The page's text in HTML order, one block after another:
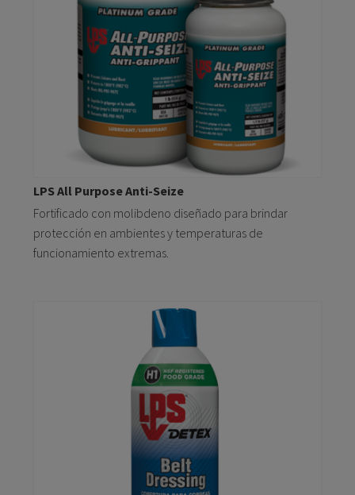
LPS All Purpose Anti-Seize
Fortificado con molibdeno diseñado para brindar
protección en ambientes y temperaturas de
funcionamiento extremas.